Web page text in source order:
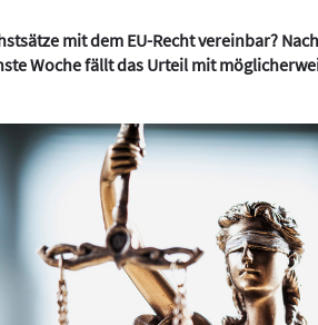
mit dem EU-Recht vereinbar?
Woche fällt das Urteil mit